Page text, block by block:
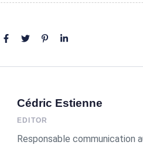
Cédric Estienne
EDITOR
Responsable communication